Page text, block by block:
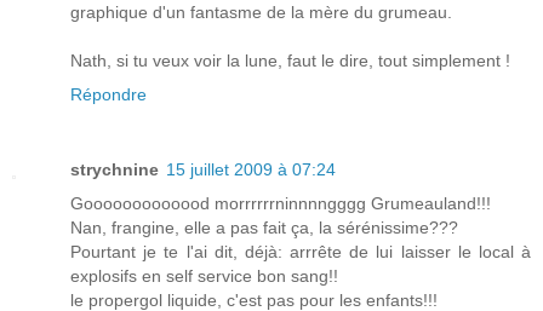
graphique d'un fantasme de la mère du grumeau.
Nath, si tu veux voir la lune, faut le dire, tout simplement !
Répondre
strychnine 15 juillet 2009 à 07:24
Gooooooooooood morrrrrrninnnngggg Grumeauland!!!
Nan, frangine, elle a pas fait ça, la sérénissime???
Pourtant je te l'ai dit, déjà: arrrête de lui laisser le local à
explosifs en self service bon sang!!
le propergol liquide, c'est pas pour les enfants!!!